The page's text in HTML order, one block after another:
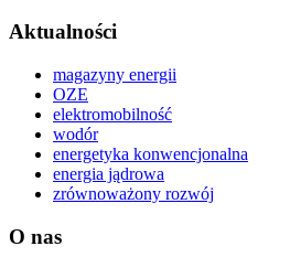
Aktualności
magazyny energii
OZE
elektromobilność
wodór
energetyka konwencjonalna
energia jądrowa
zrównoważony rozwój
O nas